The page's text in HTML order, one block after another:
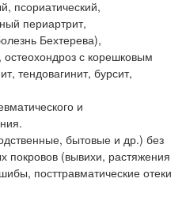
псориатический,
периартрит,
Бехтерева),
с корешковым
тендовагинит, бурсит,
и
бытовые и др.) без
покровов (вывихи, растяжения
посттравматические отеки